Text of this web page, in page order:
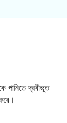
পানিতে দ্রবীভূত